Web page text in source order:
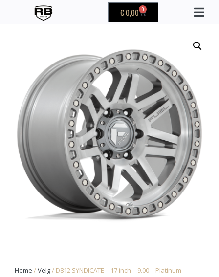
€0,00 0
Home /Velg/ D812 SYNDICATE – 17 inch – 9.00 – Platinum